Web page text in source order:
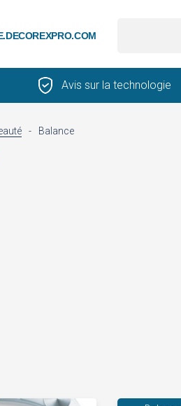
Avis sur la technologie
- Balance